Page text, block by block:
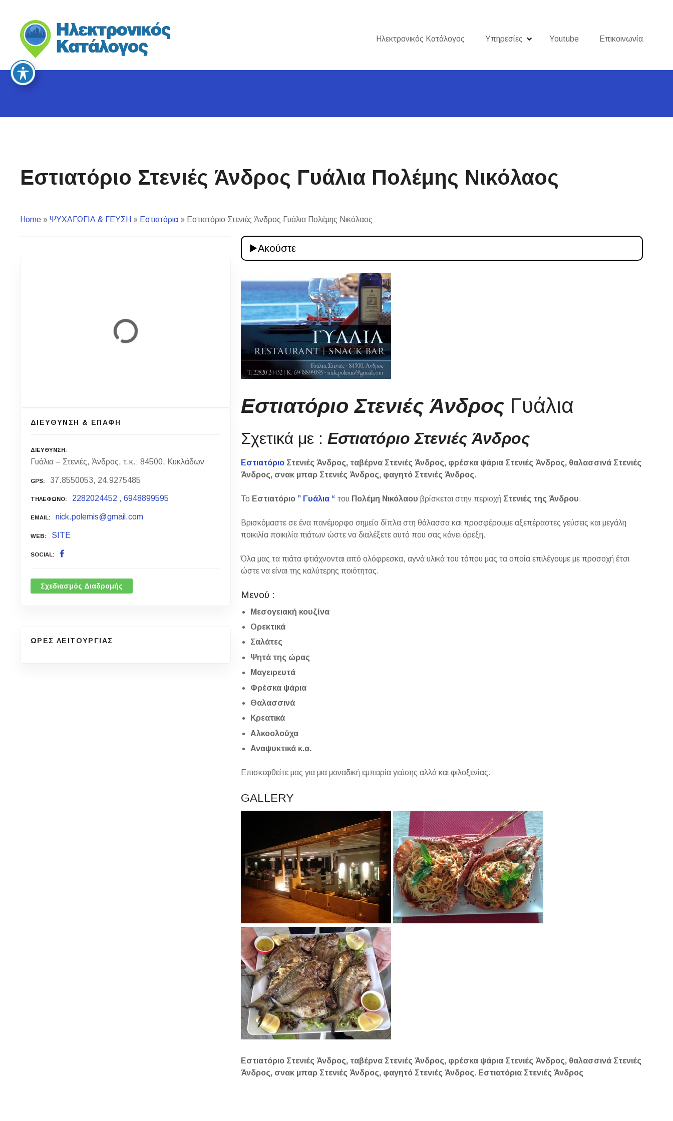
Ηλεκτρονικός Κατάλογος Υπηρεσίες Youtube Επικοινωνία
Εστιατόριο Στενιές Άνδρος Γυάλια Πολέμης Νικόλαος
Home » ΨΥΧΑΓΩΓΙΑ & ΓΕΥΣΗ » Εστιατόρια » Εστιατόριο Στενιές Άνδρος Γυάλια Πολέμης Νικόλαος
ΔΙΕΥΘΥΝΣΗ & ΕΠΑΦΗ
ΔΙΕΥΘΥΝΣΗ
Γυάλια – Στενιές, Άνδρος, τ.κ.: 84500, Κυκλάδων
GPS 37.8550053, 24.9275485
ΤΗΛΕΦΩΝΟ 2282024452 , 6948899595
EMAIL nick.polemis@gmail.com
WEB SITE
SOCIAL
Σχεδιασμός Διαδρομής
ΩΡΕΣ ΛΕΙΤΟΥΡΓΙΑΣ
Ακούστε
Εστιατόριο Στενιές Άνδρος Γυάλια
Σχετικά με :Εστιατόριο Στενιές Άνδρος
Εστιατόριο Στενιές Άνδρος, ταβέρνα Στενιές Άνδρος, φρέσκα ψάρια Στενιές Άνδρος, θαλασσινά Στενιές
Άνδρος, σνακ μπαρ Στενιές Άνδρος, φαγητό Στενιές Άνδρος.
Το Εστιατόριο ” Γυάλια “ του Πολέμη Νικόλαου βρίσκεται στην περιοχή Στενιές της Άνδρου.
Βρισκόμαστε σε ένα πανέμορφο σημείο δίπλα στη θάλασσα και προσφέρουμε αξεπέραστες γεύσεις και μεγάλη
ποικιλία ποικιλία πιάτων ώστε να διαλέξετε αυτό που σας κάνει όρεξη.
Όλα μας τα πιάτα φτιάχνονται από ολόφρεσκα, αγνά υλικά του τόπου μας τα οποία επιλέγουμε με προσοχή έτσι
ώστε να είναι της καλύτερης ποιότητας.
Μενού :
Μεσογειακή κουζίνα
Ορεκτικά
Σαλάτες
Ψητά της ώρας
Μαγειρευτά
Φρέσκα ψάρια
Θαλασσινά
Κρεατικά
Αλκοολούχα
Αναψυκτικά κ.α.
Επισκεφθείτε μας για μια μοναδική εμπειρία γεύσης αλλά και φιλοξενίας.
GALLERY
Εστιατόριο Στενιές Άνδρος, ταβέρνα Στενιές Άνδρος, φρέσκα ψάρια Στενιές Άνδρος, θαλασσινά Στενιές
Άνδρος, σνακ μπαρ Στενιές Άνδρος, φαγητό Στενιές Άνδρος. Εστιατόρια Στενιές Άνδρος